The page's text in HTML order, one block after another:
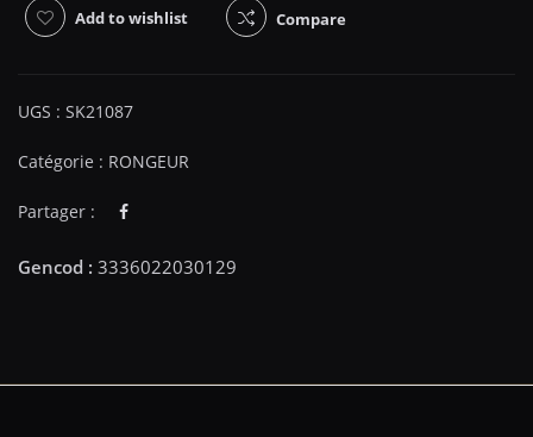
Add to wishlist Compare
UGS : SK21087
Catégorie : RONGEUR
Partager :